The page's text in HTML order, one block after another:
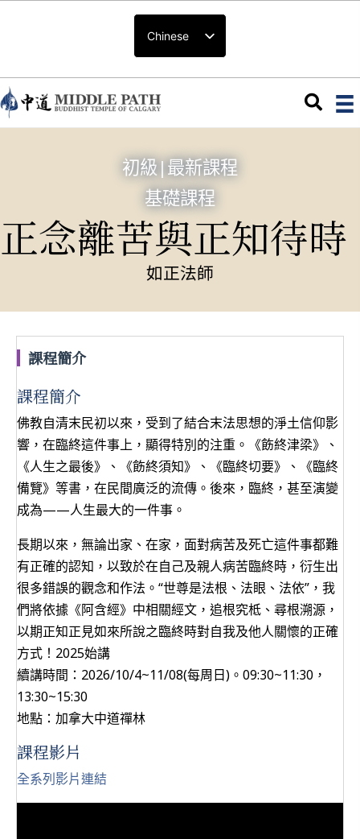
Chinese
初級|最新課程
基礎課程
正念離苦與正知待時
如正法師
課程簡介
課程簡介
佛教自清末民初以來，受到了結合末法思想的淨土信仰影
響，在臨終這件事上，顯得特別的注重。《飭終津梁》、
《人生之最後》、《飭終須知》、《臨終切要》、《臨終
備覽》等書，在民間廣泛的流傳。後來，臨終，甚至演變
成為——人生最大的一件事。
長期以來，無論出家、在家，面對病苦及死亡這件事都難
有正確的認知，以致於在自己及親人病苦臨終時，衍生出
很多錯誤的觀念和作法。“世尊是法根、法眼、法依”，我
們將依據《阿含經》中相關經文，追根究柢、尋根溯源，
以期正知正見如來所說之臨終時對自我及他人關懷的正確
方式！2025始講
續講時間：2026/10/4~11/08(每周日)。09:30~11:30，
13:30~15:30
地點：加拿大中道禪林
課程影片
全系列影片連結